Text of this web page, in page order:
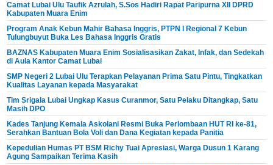
Camat Lubai Ulu Taufik Azrulah, S.Sos Hadiri Rapat Paripurna XII DPRD
Kabupaten Muara Enim
Program Anak Kebun Mahir Bahasa Inggris, PTPN I Regional 7 Kebun
Tulungbuyut Buka Les Bahasa Inggris Gratis
BAZNAS Kabupaten Muara Enim Sosialisasikan Zakat, Infak, dan Sedekah
di Aula Kantor Camat Lubai
SMP Negeri 2 Lubai Ulu Terapkan Pelayanan Prima Satu Pintu, Tingkatkan
Kualitas Layanan kepada Masyarakat
Tim Srigala Lubai Ungkap Kasus Curanmor, Satu Pelaku Ditangkap, Satu
Masih DPO
Kades Tanjung Kemala Askolani Resmi Buka Perlombaan HUT RI ke-81,
Serahkan Bantuan Bola Voli dan Dana Kegiatan kepada Panitia
Kepedulian Humas PT BSM Richy Tuai Apresiasi, Warga Dusun 1 Karang
Agung Sampaikan Terima Kasih